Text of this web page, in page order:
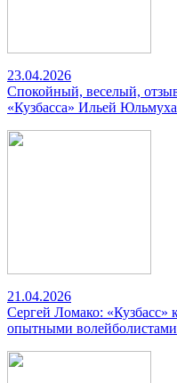
23.04.2026
Спокойный, веселый,
«Кузбасса» Ильей
21.04.2026
Сергей Ломако: «Кузбасс»
опытными волейболистами